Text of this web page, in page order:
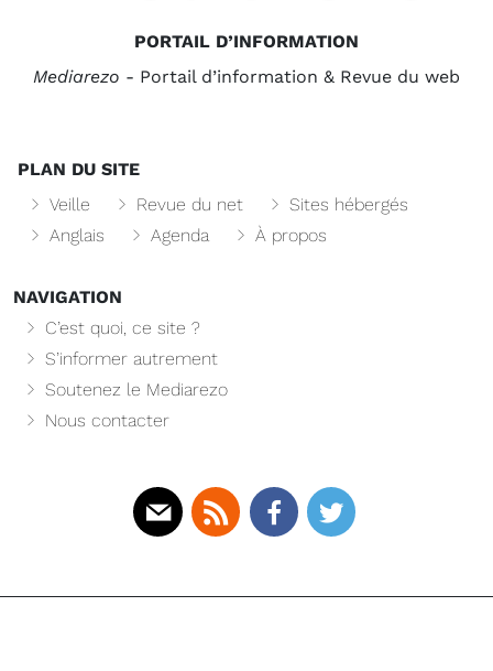
PORTAIL D’INFORMATION
Mediarezo - Portail d’information & Revue du web
PLAN DU SITE
Veille
Revue du net
Sites hébergés
Anglais
Agenda À propos
NAVIGATION
C’est quoi, ce site ?
S’informer autrement
Soutenez le Mediarezo
Nous contacter